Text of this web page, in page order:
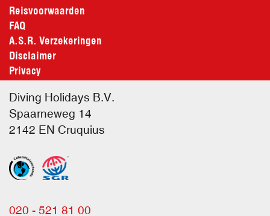
Reisvoorwaarden
FAQ
A.S.R. Verzekeringen
Disclaimer
Privacy
Diving Holidays B.V.
Spaarneweg 14
2142 EN Cruquius
020 - 521 81 00